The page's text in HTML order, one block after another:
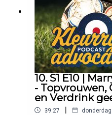
10. S1 E10 |
- Topvrouwen,
en Verdrink
39:27 |